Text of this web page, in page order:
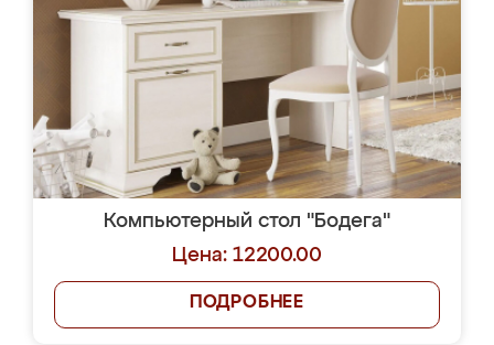
Компьютерный стол "Бодега"
Цена: 12200.00
ПОДРОБНЕЕ